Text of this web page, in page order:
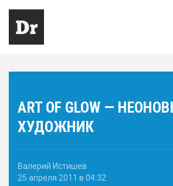
ART OF GLOW —
ХУДОЖНИК
Валерий Истишев
25 апреля 2011 в 04:32